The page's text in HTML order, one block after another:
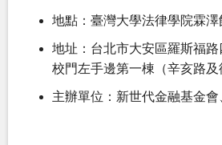
地點：臺灣大學法律學院霖
地址：台北市大安區羅斯福
校門左手邊第一棟（辛亥路及
主辦單位：新世代金融基金